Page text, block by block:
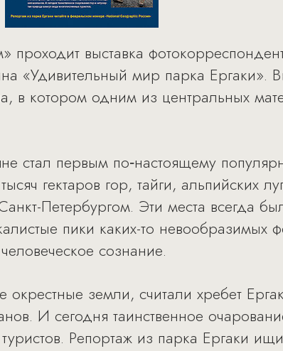
выставка
«Удивительный мир парка Ергаки».
в котором одним из центральных
стал первым по‑настоящему
гектаров гор, тайги, альпийских
Петербургом. Эти места всегда
пики каких-то невообразимых
сознание.
земли, считали хребет
И сегодня таинственное
Репортаж из парка Ергаки